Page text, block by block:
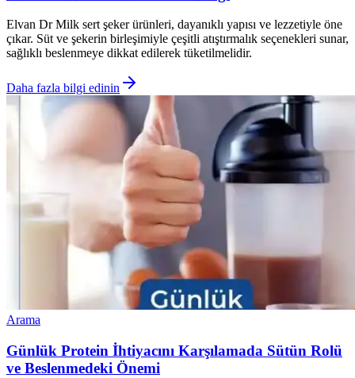
Elvan Dr Milk sert şeker ürünleri, dayanıklı yapısı ve lezzetiyle öne
çıkar. Süt ve şekerin birleşimiyle çeşitli atıştırmalık seçenekleri sunar,
sağlıklı beslenmeye dikkat edilerek tüketilmelidir.
Daha fazla bilgi edinin
Arama
Günlük Protein İhtiyacını Karşılamada Sütün Rolü
ve Beslenmedeki Önemi